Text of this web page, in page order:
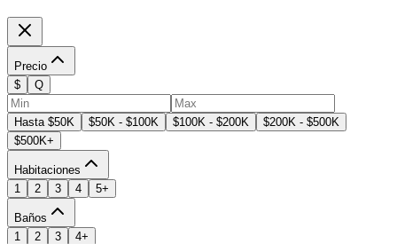
Precio
$
Q
Hasta $50K $50K - $100K $100K - $200K
$200K - $500K
$500K+
Habitaciones
1
2 3 4 5+
Baños
1
2 3 4+